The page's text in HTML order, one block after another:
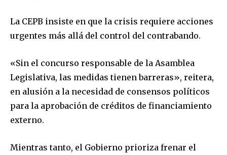
Join our community of
SUBSCRIBERS and be part of the
conversation.
To subscribe, simply enter your email address on our website
or click the subscribe button below. Don't worry, we respect
safe with us.
La CEPB insiste en que la crisis requiere acciones
urgentes más allá del control del contrabando.
«Sin el concurso responsable de la Asamblea
Legislativa, las medidas tienen barreras», reitera,
en alusión a la necesidad de consensos políticos
para la aprobación de créditos de financiamiento
externo.
Mientras tanto, el Gobierno prioriza frenar el